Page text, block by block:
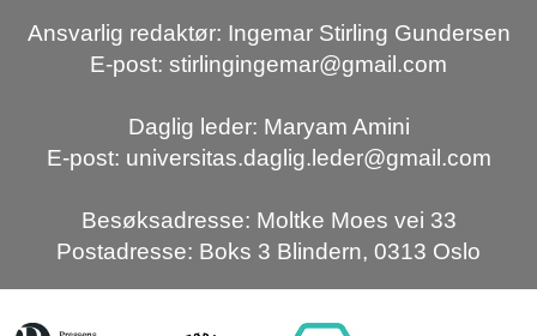
Ansvarlig redaktør: Ingemar Stirling Gundersen
E-post: stirlingingemar@gmail.com
Daglig leder: Maryam Amini
E-post: universitas.daglig.leder@gmail.com
Besøksadresse: Moltke Moes vei 33
Postadresse: Boks 3 Blindern, 0313 Oslo